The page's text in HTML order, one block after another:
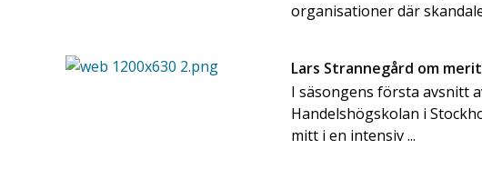
organisationer där
Lars Strannegård om
I säsongens första avsnitt
Handelshögskolan i
mitt i en intensiv ...